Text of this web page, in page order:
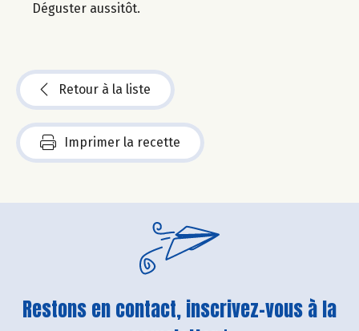
Déguster aussitôt.
Retour à la liste
Imprimer la recette
Restons en contact, inscrivez-vous à la